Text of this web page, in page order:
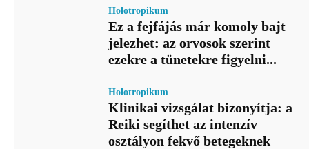
Holotropikum
Ez a fejfájás már komoly bajt
jelezhet: az orvosok szerint
ezekre a tünetekre figyelni...
Holotropikum
Klinikai vizsgálat bizonyítja: a
Reiki segíthet az intenzív
osztályon fekvő betegeknek